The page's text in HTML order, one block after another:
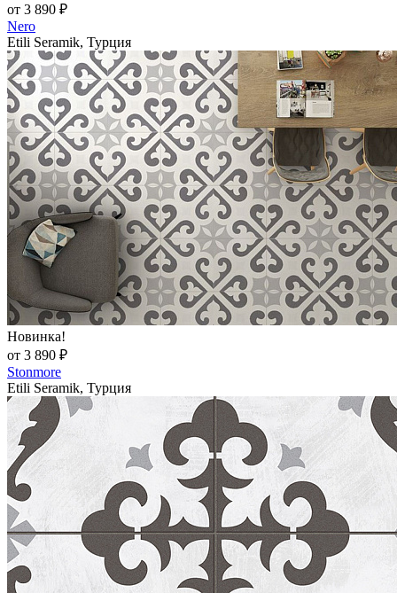
от 3 890 ₽
Nero
Etili Seramik, Турция
Новинка!
от 3 890 ₽
Stonmore
Etili Seramik, Турция